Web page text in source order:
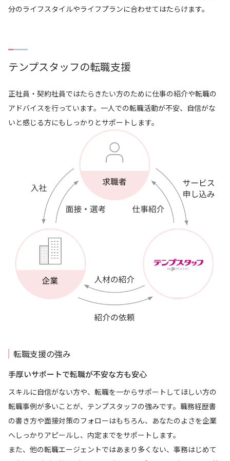
分のライフスタイルやライフプランに合わせてはたらけます。
テンプスタッフの転職支援
正社員・契約社員ではたらきたい方のために仕事の紹介や転職の
アドバイスを行っています。一人での転職活動が不安、自信がな
いと感じる方にもしっかりとサポートします。
転職支援の強み
手厚いサポートで転職が不安な方も安心
スキルに自信がない方や、転職を一からサポートしてほしい方の
転職事例が多いことが、テンプスタッフの強みです。職務経歴書
の書き方や面接対策のフォローはもちろん、あなたのよさを企業
へしっかりアピールし、内定までをサポートします。
また、他の転職エージェントではあまり多くない、事務はじめて